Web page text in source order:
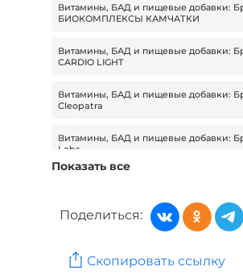
Витамины, БАД и пищевые добавки:
БИОКОМПЛЕКСЫ КАМЧАТКИ
Витамины, БАД и пищевые добавки:
CARDIO LIGHT
Витамины, БАД и пищевые добавки:
Cleopatra
Витамины, БАД и пищевые добавки:
Labs
Витамины, БАД и пищевые добавки:
Витамины, БАД и пищевые добавки:
Показать все
Поделиться:
Скопировать ссылку